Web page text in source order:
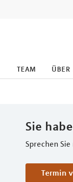
team über
Sie
Sprechen
Termin